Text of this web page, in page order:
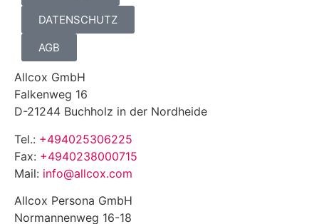
DATENSCHUTZ
AGB
Allcox GmbH
Falkenweg 16
D-21244 Buchholz in der Nordheide
Tel.: +494025306225
Fax: +4940238000715
Mail: info@allcox.com
Allcox Persona GmbH
Normannenweg 16-18